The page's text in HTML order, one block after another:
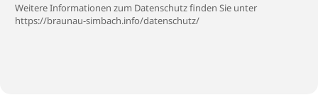
Weitere Informationen zum Datenschutz finden Sie unter
https://braunau-simbach.info/datenschutz/